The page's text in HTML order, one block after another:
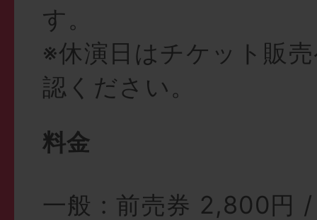
す。
※休演日はチケット販
認ください。
料金
一般 : 前売券 2,800円